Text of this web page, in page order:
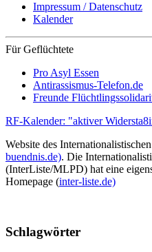
Impressum / Datenschutz
Kalender
Für Geflüchtete
Pro Asyl Essen
Antirassismus-Telefon.de
Freunde
RF-Kalender: "aktiver
Website des
buendnis.de). Die
(InterListe/MLPD) hat eine
Homepage (inter-liste.de)
Schlagwörter